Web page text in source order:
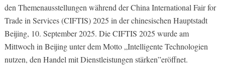
den Themenausstellungen während der China International Fair for
Trade in Services (CIFTIS) 2025 in der chinesischen Hauptstadt
Beijing, 10. September 2025. Die CIFTIS 2025 wurde am
Mittwoch in Beijing unter dem Motto „Intelligente Technologien
nutzen, den Handel mit Dienstleistungen stärken”eröffnet.